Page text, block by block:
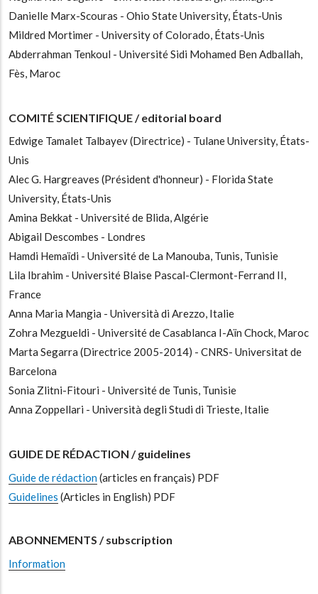
Danielle Marx-Scouras - Ohio State University, États-Unis
Mildred Mortimer - University of Colorado, États-Unis
Abderrahman Tenkoul - Université Sidi Mohamed Ben Adballah,
Fès, Maroc
COMITÉ SCIENTIFIQUE / editorial board
Edwige Tamalet Talbayev (Directrice) - Tulane University, États-
Unis
Alec G. Hargreaves (Président d'honneur) - Florida State
University, États-Unis
Amina Bekkat - Université de Blida, Algérie
Abigail Descombes - Londres
Hamdi Hemaïdi - Université de La Manouba, Tunis, Tunisie
Lila Ibrahim - Université Blaise Pascal-Clermont-Ferrand II,
France
Anna Maria Mangia - Università di Arezzo, Italie
Zohra Mezgueldi - Université de Casablanca I-Aïn Chock, Maroc
Marta Segarra (Directrice 2005-2014) - CNRS- Universitat de
Barcelona
Sonia Zlitni-Fitouri - Université de Tunis, Tunisie
Anna Zoppellari - Università degli Studi di Trieste, Italie
GUIDE DE RÉDACTION / guidelines
Guide de rédaction(articles en français) PDF
Guidelines (Articles in English) PDF
ABONNEMENTS / subscription
Information